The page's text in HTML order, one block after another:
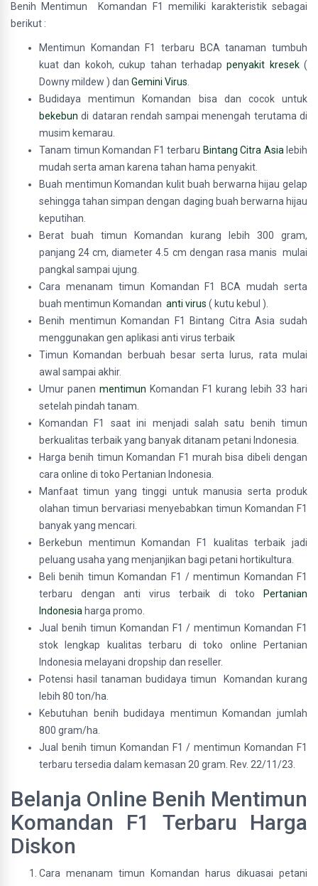
Benih Mentimun Komandan F1 memiliki karakteristik sebagai
berikut :
Mentimun Komandan F1 terbaru BCA tanaman tumbuh
kuat dan kokoh, cukup tahan terhadappenyakit kresek(
Downy mildew ) dan Gemini Virus
Budidaya mentimun Komandan bisa dan cocok untuk
bekebun di dataran rendah sampai menengah terutama di
musim kemarau.
Tanam timun Komandan F1 terbaru Bintang Citra Asia lebih
mudah serta aman karena tahan hama penyakit.
Buah mentimun Komandan kulit buah berwarna hijau gelap
sehingga tahan simpan dengan daging buah berwarna hijau
keputihan.
Berat buah timun Komandan kurang lebih 300 gram,
panjang 24 cm, diameter 4.5 cm dengan rasa manis mulai
pangkal sampai ujung.
Cara menanam timun Komandan F1 BCA mudah serta
buah mentimun Komandan anti virus ( kutu kebul ).
Benih mentimun Komandan F1 Bintang Citra Asia sudah
menggunakan gen aplikasi anti virus terbaik
Timun Komandan berbuah besar serta lurus, rata mulai
awal sampai akhir.
Umur panen mentimun Komandan F1 kurang lebih 33 hari
setelah pindah tanam.
Komandan F1 saat ini menjadi salah satu benih timun
berkualitas terbaik yang banyak ditanam petani Indonesia.
Harga benih timun Komandan F1 murah bisa dibeli dengan
cara online di toko Pertanian Indonesia.
Manfaat timun yang tinggi untuk manusia serta produk
olahan timun bervariasi menyebabkan timun Komandan F1
banyak yang mencari.
Berkebun mentimun Komandan F1 kualitas terbaik jadi
peluang usaha yang menjanjikan bagi petani hortikultura.
Beli benih timun Komandan F1 / mentimun Komandan F1
terbaru dengan anti virus terbaik di toko
Pertanian
Indonesia harga promo.
Jual benih timun Komandan F1 / mentimun Komandan F1
stok lengkap kualitas terbaru di toko online Pertanian
Indonesia melayani dropship dan reseller.
Potensi hasil tanaman budidaya timun Komandan kurang
lebih 80 ton/ha.
Kebutuhan benih budidaya mentimun Komandan jumlah
800 gram/ha.
Jual benih timun Komandan F1 / mentimun Komandan F1
terbaru tersedia dalam kemasan 20 gram. Rev. 22/11/23.
Belanja Online Benih Mentimun
Komandan F1 Terbaru Harga
Diskon
Cara menanam timun Komandan harus dikuasai petani